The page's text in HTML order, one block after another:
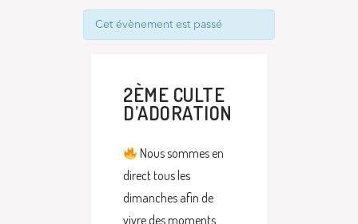
Cet évènement est passé
2ÈME CULTE
D’ADORATION
Nous sommes en
direct tous les
dimanches afin de
vivre des moments